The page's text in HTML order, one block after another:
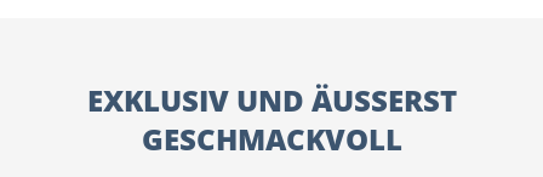
EXKLUSIV UND ÄUSSERST G
ESCHMACKVOLL